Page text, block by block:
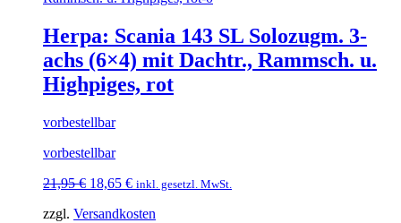
Herpa: Scania 143 SL Solozugm. 3-
achs (6×4) mit Dachtr., Rammsch. u.
Highpiges, rot
vorbestellbar
vorbestellbar
21,95€ Ursprünglicher
war:
18,65 €Aktueller
ist:
inkl. gesetzl. MwSt.
zzgl. Versandkosten